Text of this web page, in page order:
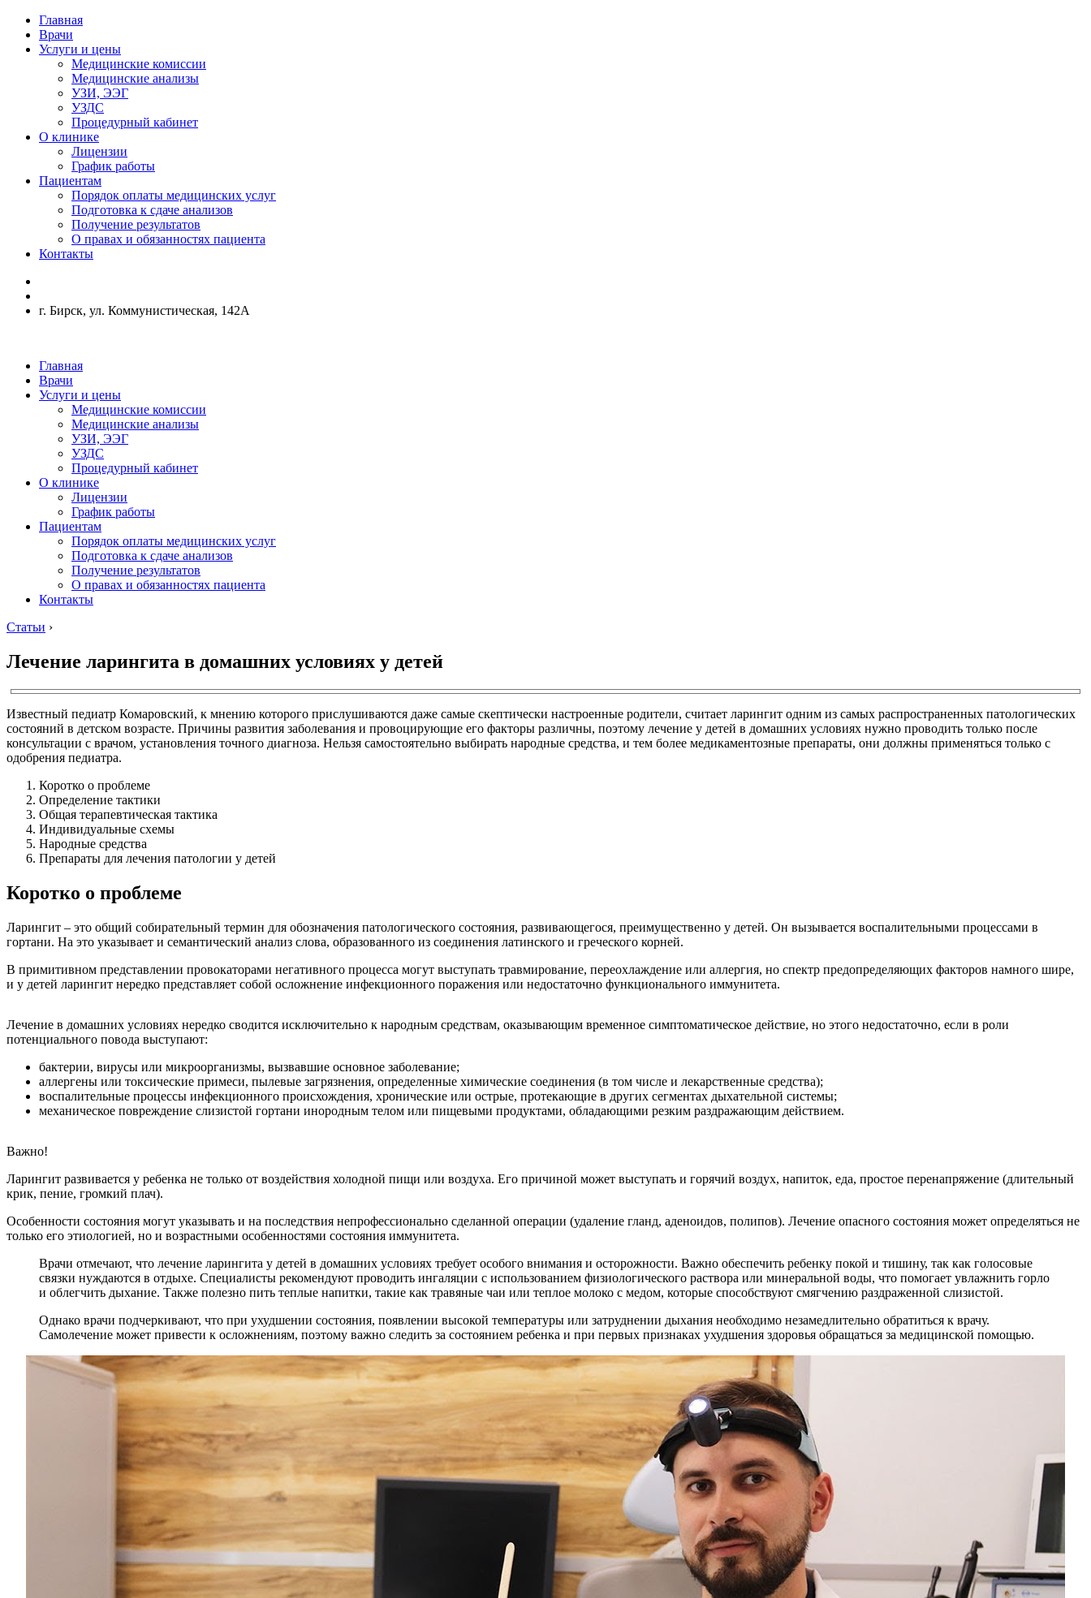
Главная
Врачи
Услуги и цены
Медицинские комиссии
Медицинские анализы
УЗИ, ЭЭГ
УЗДС
Процедурный кабинет
О клинике
Лицензии
График работы
Пациентам
Порядок оплаты медицинских услуг
Подготовка к сдаче анализов
Получение результатов
О правах и обязанностях пациента
Контакты
г. Бирск, ул. Коммунистическая, 142А
Главная
Врачи
Услуги и цены
Медицинские комиссии
Медицинские анализы
УЗИ, ЭЭГ
УЗДС
Процедурный кабинет
О клинике
Лицензии
График работы
Пациентам
Порядок оплаты медицинских услуг
Подготовка к сдаче анализов
Получение результатов
О правах и обязанностях пациента
Контакты
Статьи ›
Лечение ларингита в домашних условиях у детей
Известный педиатр Комаровский, к мнению которого прислушиваются даже самые скептически настроенные родители, считает ларингит одним из самых распространенных патологических
состояний в детском возрасте. Причины развития заболевания и провоцирующие его факторы различны, поэтому лечение у детей в домашних условиях нужно проводить только после
консультации с врачом, установления точного диагноза. Нельзя самостоятельно выбирать народные средства, и тем более медикаментозные препараты, они должны применяться только с
одобрения педиатра.
Коротко о проблеме
Определение тактики
Общая терапевтическая тактика
Индивидуальные схемы
Народные средства
Препараты для лечения патологии у детей
Коротко о проблеме
Ларингит – это общий собирательный термин для обозначения патологического состояния, развивающегося, преимущественно у детей. Он вызывается воспалительными процессами в
гортани. На это указывает и семантический анализ слова, образованного из соединения латинского и греческого корней.
В примитивном представлении провокаторами негативного процесса могут выступать травмирование, переохлаждение или аллергия, но спектр предопределяющих факторов намного шире,
и у детей ларингит нередко представляет собой осложнение инфекционного поражения или недостаточно функционального иммунитета.
Лечение в домашних условиях нередко сводится исключительно к народным средствам, оказывающим временное симптоматическое действие, но этого недостаточно, если в роли
потенциального повода выступают:
бактерии, вирусы или микроорганизмы, вызвавшие основное заболевание;
аллергены или токсические примеси, пылевые загрязнения, определенные химические соединения (в том числе и лекарственные средства);
воспалительные процессы инфекционного происхождения, хронические или острые, протекающие в других сегментах дыхательной системы;
механическое повреждение слизистой гортани инородным телом или пищевыми продуктами, обладающими резким раздражающим действием.
Важно!
Ларингит развивается у ребенка не только от воздействия холодной пищи или воздуха. Его причиной может выступать и горячий воздух, напиток, еда, простое перенапряжение (длительный
крик, пение, громкий плач).
Особенности состояния могут указывать и на последствия непрофессионально сделанной операции (удаление гланд, аденоидов, полипов). Лечение опасного состояния может определяться не
только его этиологией, но и возрастными особенностями состояния иммунитета.
Врачи отмечают, что лечение ларингита у детей в домашних условиях требует особого внимания и осторожности. Важно обеспечить ребенку покой и тишину, так как голосовые
связки нуждаются в отдыхе. Специалисты рекомендуют проводить ингаляции с использованием физиологического раствора или минеральной воды, что помогает увлажнить горло
и облегчить дыхание. Также полезно пить теплые напитки, такие как травяные чаи или теплое молоко с медом, которые способствуют смягчению раздраженной слизистой.
Однако врачи подчеркивают, что при ухудшении состояния, появлении высокой температуры или затруднении дыхания необходимо незамедлительно обратиться к врачу.
Самолечение может привести к осложнениям, поэтому важно следить за состоянием ребенка и при первых признаках ухудшения здоровья обращаться за медицинской помощью.